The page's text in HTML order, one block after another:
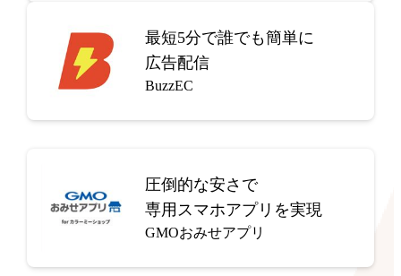
最短5分で誰でも簡単に
広告配信
BuzzEC
圧倒的な安さで
専用スマホアプリを実現
GMOおみせアプリ